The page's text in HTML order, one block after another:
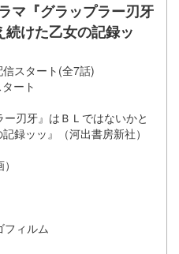
マ『グラップラー刃牙
けた⼄⼥の記録ッ
スタート(全7話)
ート
刃牙』はＢＬではないかと
録ッッ』（河出書房新社）
フィルム